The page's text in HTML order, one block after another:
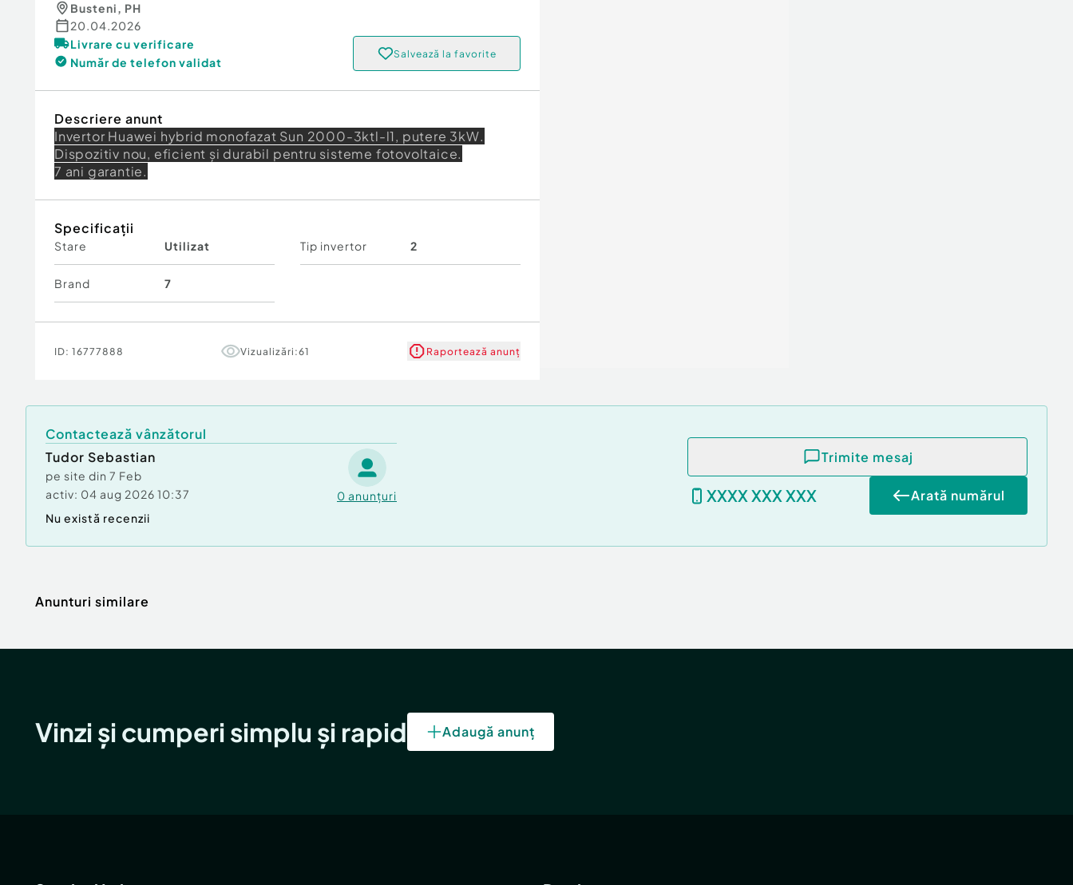
Busteni, PH
20.04.2026
Livrare cu verificare
Număr de telefon validat
Salvează la favorite
Descriere anunt
Invertor Huawei hybrid monofazat Sun 2000-3ktl-l1, putere 3kW.
Dispozitiv nou, eficient și durabil pentru sisteme fotovoltaice.
7 ani garantie.
Specificații
Stare Utilizat Tip invertor 2
Brand 7
ID: 16777888 Vizualizări:61 Raportează anunț
Contactează vânzătorul
Tudor Sebastian
pe site din 7 Feb
activ: 04 aug 2026 10:37 0 anunțuri
Nu există recenzii
Trimite mesaj
XXXX XXX XXX Arată numărul
Anunturi similare
Vinzi și cumperi simplu și rapid Adaugă anunț